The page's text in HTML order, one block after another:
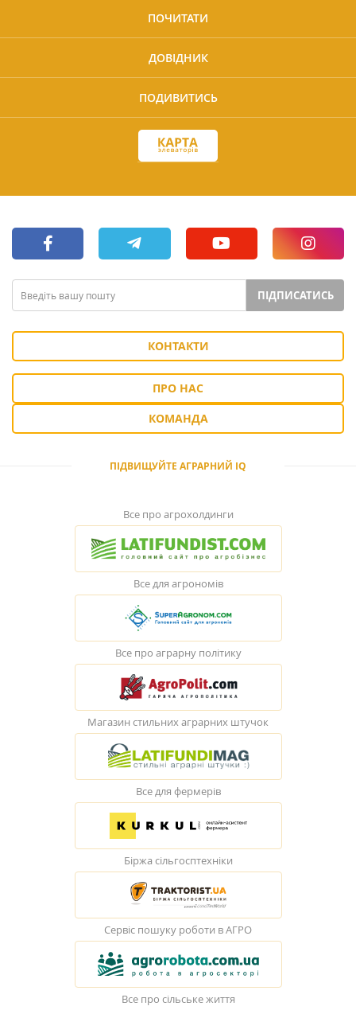
ПОЧИТАТИ
ДОВІДНИК
ПОДИВИТИСЬ
ПІДПИСАТИСЬ
КОНТАКТИ
ПРО НАС
КОМАНДА
ПІДВИЩУЙТЕ АГРАРНИЙ IQ
Все про агрохолдинги
Все для агрономів
Все про аграрну політику
Магазин стильних аграрних штучок
Все для фермерів
Біржа сільгосптехніки
Сервіс пошуку роботи в АГРО
Все про сільське життя